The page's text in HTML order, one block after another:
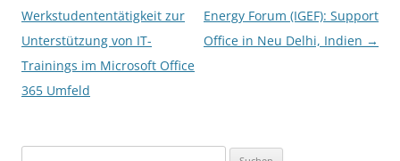
Werkstudententätigkeit zur
Unterstützung von IT-
Trainings im Microsoft Office
365 Umfeld
Energy Forum (IGEF): Support
Office in Neu Delhi, Indien →